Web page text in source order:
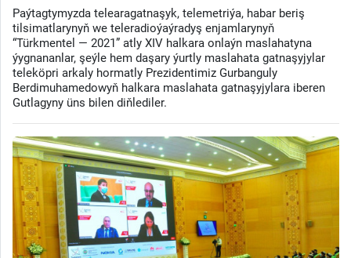
Paýtagtymyzda telearagatnaşyk, telemetriýa, habar beriş
tilsimatlarynyň we teleradioýaýradyş enjamlarynyň
“Türkmentel — 2021” atly XIV halkara onlaýn maslahatyna
ýygnananlar, şeýle hem daşary ýurtly maslahata gatnaşyjylar
teleköpri arkaly hormatly Prezidentimiz Gurbanguly
Berdimuhamedowyň halkara maslahata gatnaşyjylara iberen
Gutlagyny üns bilen diňlediler.